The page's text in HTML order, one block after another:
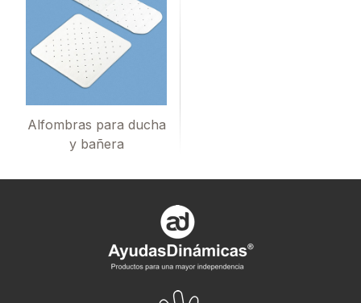
Alfombras para ducha
y bañera